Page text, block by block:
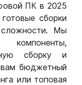
ПК в 2025
сборки
Мы
сборку и
бюджетный
или топовая